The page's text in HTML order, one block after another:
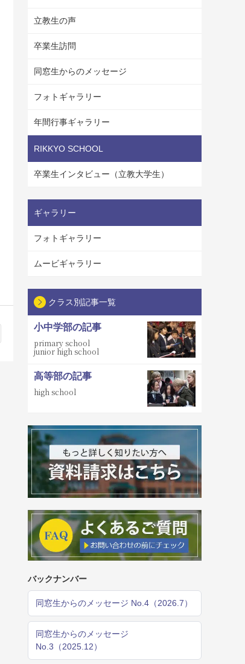
立教生の声
卒業生訪問
同窓生からのメッセージ
フォトギャラリー
年間行事ギャラリー
RIKKYO SCHOOL
卒業生インタビュー（立教大学生）
ギャラリー
フォトギャラリー
ムービギャラリー
クラス別記事一覧
小中学部の記事
primary school
junior high school
高等部の記事
high school
バックナンバー
同窓生からのメッセージ No.4（2026.7）
同窓生からのメッセージ
No.3（2025.12）